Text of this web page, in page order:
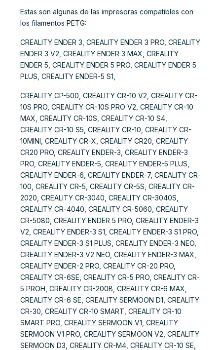
Estas son algunas de las impresoras compatibles con
los filamentos PETG:
CREALITY ENDER 3, CREALITY ENDER 3 PRO, CREALITY
ENDER 3 V2, CREALITY ENDER 3 MAX, CREALITY
ENDER 5, CREALITY ENDER 5 PRO, CREALITY ENDER 5
PLUS, CREALITY ENDER-5 S1,
CREALITY CP-500, CREALITY CR-10 V2, CREALITY CR-
10S PRO, CREALITY CR-10S PRO V2, CREALITY CR-10
MAX, CREALITY CR-10S, CREALITY CR-10 S4,
CREALITY CR-10 S5, CREALITY CR-10, CREALITY CR-
10MINI, CREALITY CR-X, CREALITY CR20, CREALITY
CR20 PRO, CREALITY ENDER-3, CREALITY ENDER-3
PRO, CREALITY ENDER-5, CREALITY ENDER-5 PLUS,
CREALITY ENDER-6, CREALITY ENDER-7, CREALITY CR-
100, CREALITY CR-5, CREALITY CR-5S, CREALITY CR-
2020, CREALITY CR-3040, CREALITY CR-3040S,
CREALITY CR-4040, CREALITY CR-5060, CREALITY
CR-5080, CREALITY ENDER 5 PRO, CREALITY ENDER-3
V2, CREALITY ENDER-3 S1, CREALITY ENDER-3 S1 PRO,
CREALITY ENDER-3 S1 PLUS, CREALITY ENDER-3 NEO,
CREALITY ENDER-3 V2 NEO, CREALITY ENDER-3 MAX,
CREALITY ENDER-2 PRO, CREALITY CR-20 PRO,
CREALITY CR-6SE, CREALITY CR-5 PRO, CREALITY CR-
5 PROH, CREALITY CR-200B, CREALITY CR-6 MAX,
CREALITY CR-6 SE, CREALITY SERMOON D1, CREALITY
CR-30, CREALITY CR-10 SMART, CREALITY CR-10
SMART PRO, CREALITY SERMOON V1, CREALITY
SERMOON V1 PRO, CREALITY SERMOON V2, CREALITY
SERMOON D3, CREALITY CR-M4, CREALITY CR-10 SE,